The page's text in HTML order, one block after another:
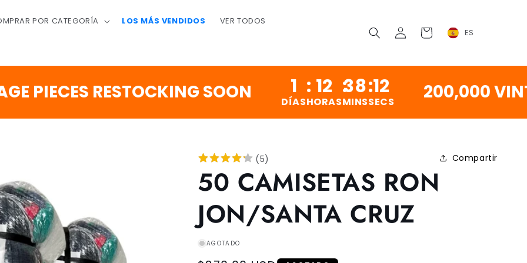
POR CATEGORÍA LOS MÁS VENDIDOS VER TODOS
ConectarseCarrito ES
RESTOCKING SOON 1
DÍAS
:
HORAS
38 :
MINS
11
SECS 200,000 VINTAGE
(5) Compartir
50 CAMISETAS RON
JON/SANTA CRUZ
AGOTADO